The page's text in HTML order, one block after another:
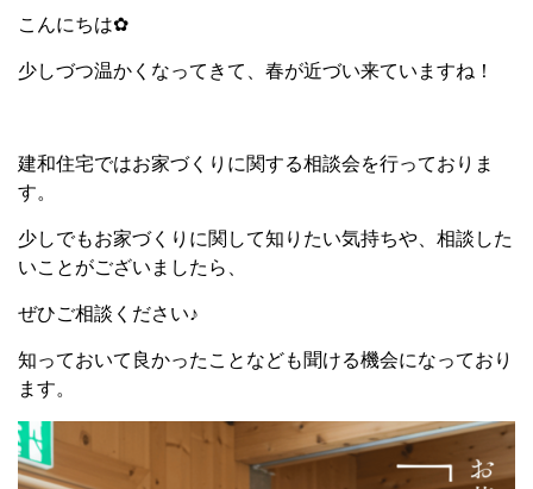
こんにちは✿
少しづつ温かくなってきて、春が近づい来ていますね！
建和住宅ではお家づくりに関する相談会を行っておりま
す。
少しでもお家づくりに関して知りたい気持ちや、相談した
いことがございましたら、
ぜひご相談ください♪
知っておいて良かったことなども聞ける機会になっており
ます。